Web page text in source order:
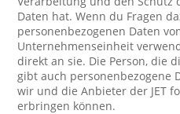
Daten hat. Wenn du Fragen
personenbezogenen Daten
Unternehmenseinheit
direkt an sie. Die Person, die
gibt auch personenbezogene
wir und die Anbieter der JET
erbringen können.